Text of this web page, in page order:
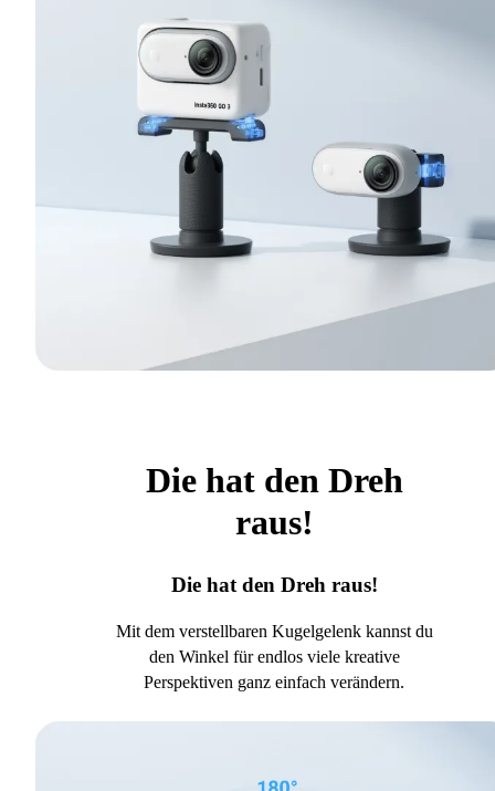
Die hat den Dreh
raus!
Die hat den Dreh raus!
Mit dem verstellbaren Kugelgelenk kannst du
den Winkel für endlos viele kreative
Perspektiven ganz einfach verändern.